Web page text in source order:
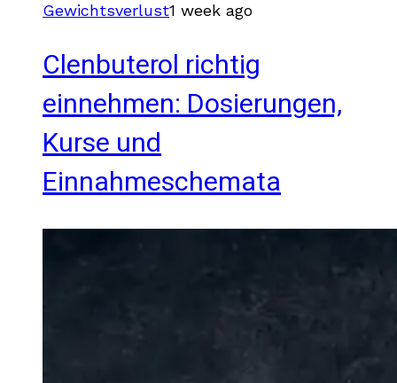
Gewichtsverlust1 week ago
Clenbuterol richtig
einnehmen: Dosierungen,
Kurse und
Einnahmeschemata